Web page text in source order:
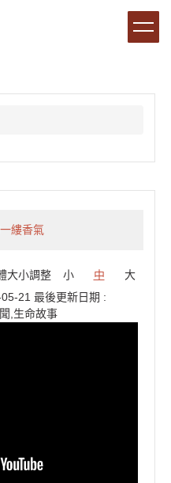
縷香氣
大小調整 小 中
大
21 最後更新日期 :
,生命故事